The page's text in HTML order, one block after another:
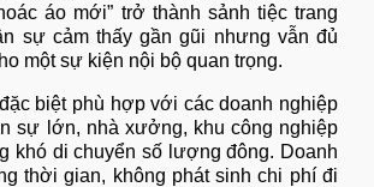
áo mới” trở thành sảnh tiệc trang
sự cảm thấy gần gũi nhưng vẫn đủ
một sự kiện nội bộ quan trọng.
biệt phù hợp với các doanh nghiệp
sự lớn, nhà xưởng, khu công nghiệp
khó di chuyển số lượng đông. Doanh
thời gian, không phát sinh chi phí đi